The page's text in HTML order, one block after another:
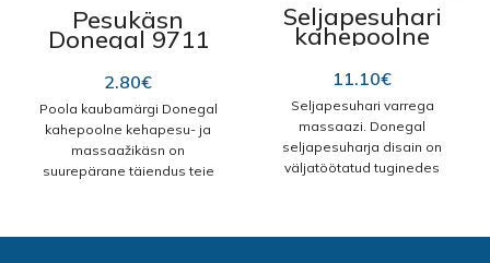
Pesukäsn
Donegal 9711
“Sisal Natural”,
ovaalne
2.80€
Poola kaubamärgi Donegal
kahepoolne kehapesu- ja
massaažikäsn on
suurepärane täiendus teie
rikkaliku vahu teie
Seljapesuhari
kahepoolne
varrega
massaazi
Donedal 9548,
43cm
11.10€
Seljapesuhari varrega
massaazi. Donegal
seljapesuharja disain on
väljatöötatud tuginedes